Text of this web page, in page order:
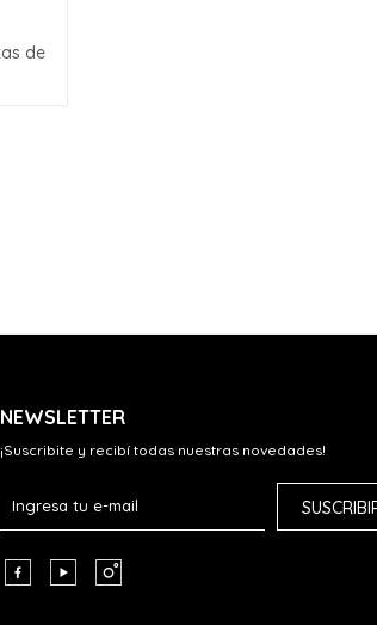
de
NEWSLETTER
¡Suscribite y recibí todas nuestras novedades!
  